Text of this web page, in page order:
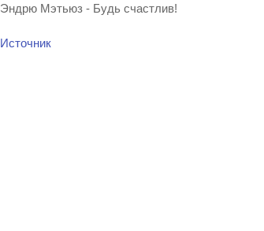
Эндрю Мэтьюз - Будь счастлив!
Источник